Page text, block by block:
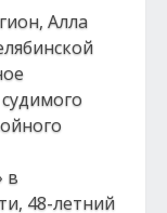
Алла
в
48-летний